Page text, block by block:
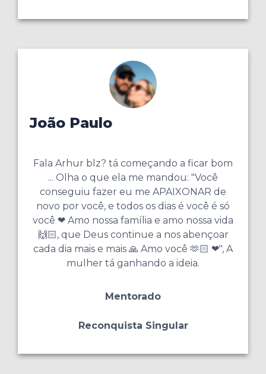
João Paulo
Fala Arhur blz? tá começando a ficar bom
... Olha o que ela me mandou: "Você
conseguiu fazer eu me APAIXONAR de
novo por você, e todos os dias é você é só
você ❤ Amo nossa família e amo nossa vida
🙌🏻, que Deus continue a nos abençoar
cada dia mais e mais 🙏 Amo você 🫶🏻 ❤", A
mulher tá ganhando a ideia.
Mentorado
Reconquista Singular